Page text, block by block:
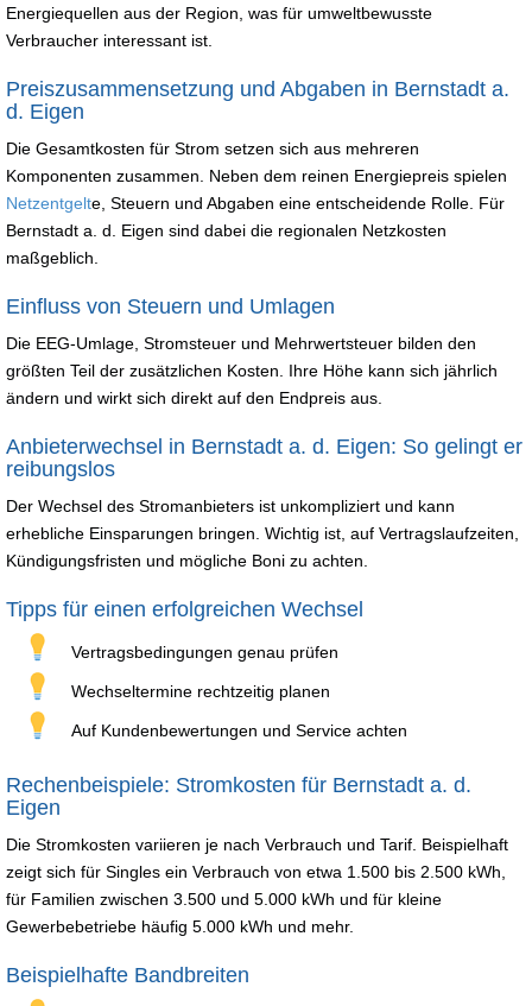
Energiequellen aus der Region, was für umweltbewusste
Verbraucher interessant ist.
Preiszusammensetzung und Abgaben in Bernstadt a.
d. Eigen
Die Gesamtkosten für Strom setzen sich aus mehreren
Komponenten zusammen. Neben dem reinen Energiepreis spielen
Netzentgelte, Steuern und Abgaben eine entscheidende Rolle. Für
Bernstadt a. d. Eigen sind dabei die regionalen Netzkosten
maßgeblich.
Einfluss von Steuern und Umlagen
Die EEG-Umlage, Stromsteuer und Mehrwertsteuer bilden den
größten Teil der zusätzlichen Kosten. Ihre Höhe kann sich jährlich
ändern und wirkt sich direkt auf den Endpreis aus.
Anbieterwechsel in Bernstadt a. d. Eigen: So gelingt er
reibungslos
Der Wechsel des Stromanbieters ist unkompliziert und kann
erhebliche Einsparungen bringen. Wichtig ist, auf Vertragslaufzeiten,
Kündigungsfristen und mögliche Boni zu achten.
Tipps für einen erfolgreichen Wechsel
Vertragsbedingungen genau prüfen
Wechseltermine rechtzeitig planen
Auf Kundenbewertungen und Service achten
Rechenbeispiele: Stromkosten für Bernstadt a. d.
Eigen
Die Stromkosten variieren je nach Verbrauch und Tarif. Beispielhaft
zeigt sich für Singles ein Verbrauch von etwa 1.500 bis 2.500 kWh,
für Familien zwischen 3.500 und 5.000 kWh und für kleine
Gewerbebetriebe häufig 5.000 kWh und mehr.
Beispielhafte Bandbreiten